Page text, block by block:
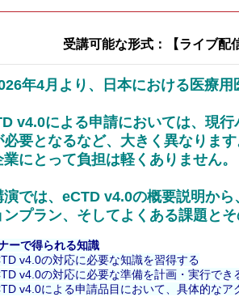
受講可能な形式：【ライブ配
年4月より、日本における医療
v4.0による申請においては、現
必要となるなど、大きく異なりま
業にとって負担は軽くありません。
演では、eCTD v4.0の概要説明か
ンプラン、そしてよくある課題と
ーで得られる知識
v4.0の対応に必要な知識を習得する
v4.0の対応に必要な準備を計画・実行でき
v4.0による申請品目において、具体的なア